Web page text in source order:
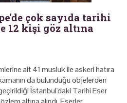
çok sayıda tarihi
12 kişi göz altına
ait 41 musluk ile ⁠askeri hatıra
da bulunduğu objelerden
İstanbul'daki Tarihi Eser